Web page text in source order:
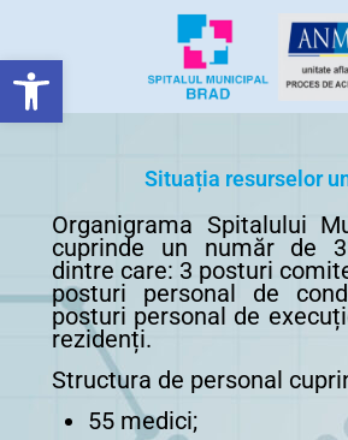
Deschide bara de unelte
Situația resurselor
Organigrama Spitalului
cuprinde un număr de
dintre care: 3 posturi
posturi personal de
posturi personal de
rezidenți.
Structura de personal
55 medici;